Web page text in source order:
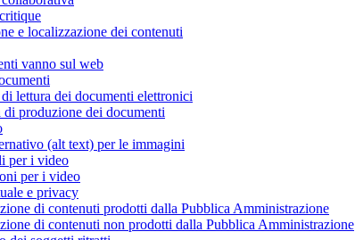
e localizzazione dei contenuti
vanno sul web
lettura dei documenti elettronici
produzione dei documenti
(alt text) per le immagini
per i video
per i video
e privacy
di contenuti prodotti dalla Pubblica Amministrazione
di contenuti non prodotti dalla Pubblica Amministrazione